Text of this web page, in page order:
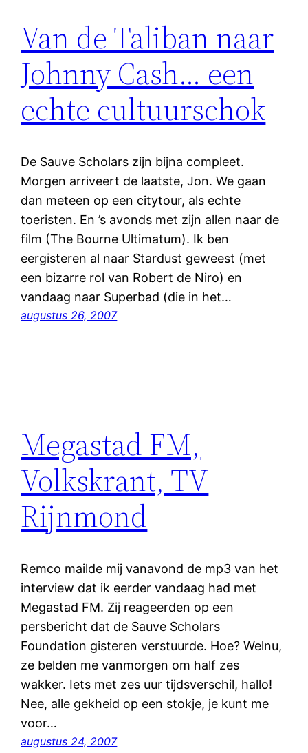
Van de Taliban naar
Johnny Cash… een
echte cultuurschok
De Sauve Scholars zijn bijna compleet.
Morgen arriveert de laatste, Jon. We gaan
dan meteen op een citytour, als echte
toeristen. En ’s avonds met zijn allen naar de
film (The Bourne Ultimatum). Ik ben
eergisteren al naar Stardust geweest (met
een bizarre rol van Robert de Niro) en
vandaag naar Superbad (die in het…
augustus 26, 2007
Megastad FM,
Volkskrant, TV
Rijnmond
Remco mailde mij vanavond de mp3 van het
interview dat ik eerder vandaag had met
Megastad FM. Zij reageerden op een
persbericht dat de Sauve Scholars
Foundation gisteren verstuurde. Hoe? Welnu,
ze belden me vanmorgen om half zes
wakker. Iets met zes uur tijdsverschil, hallo!
Nee, alle gekheid op een stokje, je kunt me
voor…
augustus 24, 2007